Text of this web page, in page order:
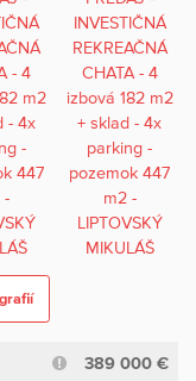
389 000 €